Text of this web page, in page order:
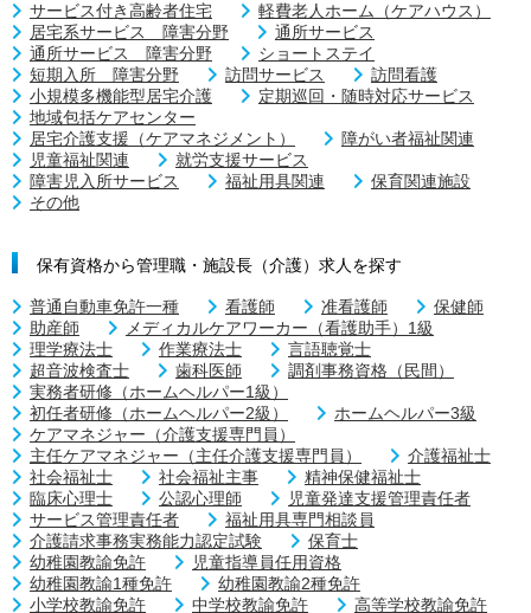
サービス付き高齢者住宅
軽費老人ホーム（ケアハウス）
居宅系サービス 障害分野
通所サービス
通所サービス 障害分野
ショートステイ
短期入所 障害分野
訪問サービス
訪問看護
小規模多機能型居宅介護
定期巡回・随時対応サービス
地域包括ケアセンター
居宅介護支援（ケアマネジメント）
障がい者福祉関連
児童福祉関連
就労支援サービス
障害児入所サービス
福祉用具関連
保育関連施設
その他
保有資格から管理職・施設長（介護）求人を探す
普通自動車免許一種 看護師 准看護師
保健師
助産師
メディカルケアワーカー（看護助手）1級
理学療法士
作業療法士
言語聴覚士
超音波検査士
歯科医師
調剤事務資格（民間）
実務者研修（ホームヘルパー1級）
初任者研修（ホームヘルパー2級）
ホームヘルパー3級
ケアマネジャー（介護支援専門員）
主任ケアマネジャー（主任介護支援専門員）
介護福祉士
社会福祉士
社会福祉主事
精神保健福祉士
臨床心理士
公認心理師
児童発達支援管理責任者
サービス管理責任者
福祉用具専門相談員
介護請求事務実務能力認定試験
保育士
幼稚園教諭免許
児童指導員任用資格
幼稚園教諭1種免許
幼稚園教諭2種免許
小学校教諭免許
中学校教諭免許 高等学校教諭免許